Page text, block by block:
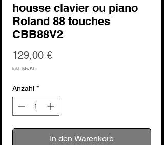
housse clavier ou piano
Roland 88 touches
CBB88V2
129,00 €Preis
inkl. MwSt.
Anzahl *
In den Warenkorb